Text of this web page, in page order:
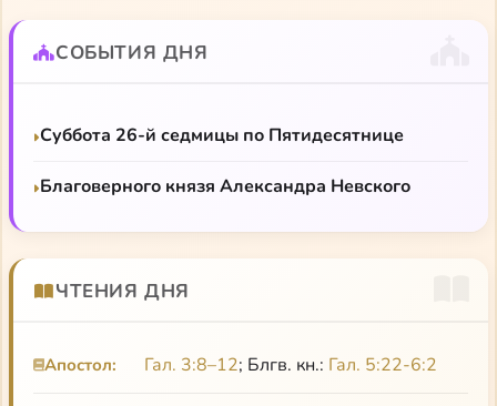
другая его статья о Лосском
СОБЫТИЯ ДНЯ
Суббота 26-й седмицы по Пятидесятнице
Благоверного князя Александра Невского
ЧТЕНИЯ ДНЯ
Апостол: Гал. 3:8–12; Блгв. кн.: Гал. 5:22-6:2